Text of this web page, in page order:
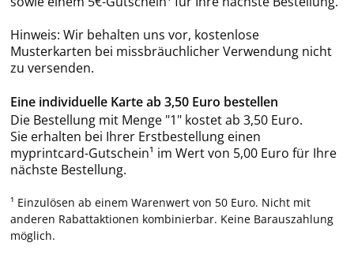
Hinweis: Wir behalten uns vor, kostenlose
Musterkarten bei missbräuchlicher Verwendung nicht
zu versenden.
Eine individuelle Karte ab 3,50 Euro bestellen
Die Bestellung mit Menge "1" kostet ab 3,50 Euro.
Sie erhalten bei Ihrer Erstbestellung einen
myprintcard-Gutschein¹ im Wert von 5,00 Euro für Ihre
nächste Bestellung.
¹ Einzulösen ab einem Warenwert von 50 Euro. Nicht mit
anderen Rabattaktionen kombinierbar. Keine Barauszahlung
möglich.